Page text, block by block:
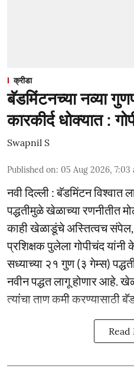
क्रीडा
बॅडमिंटनच्या नव्या
कारकीर्द धोक्यात :
Swapnil S
Published on: 05 Aug 2026, 7:03
नवी दिल्ली : बॅडमिंटन विश्वात
पद्धतीमुळे खेळाच्या रणनीतीत
काही खेळाडूंचे अस्तित्वच संपेल,
प्रशिक्षक पुलेला गोपीचंद यांनी
सध्याच्या २१ गुण (३ गेम्स)
नवीन पद्धत लागू होणार आहे.
त्यांचा ताण कमी करण्यासाठी